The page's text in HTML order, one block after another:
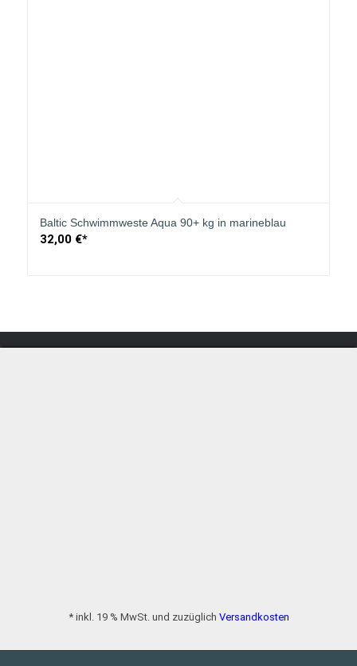
Baltic Schwimmweste Aqua 90+ kg in marineblau
32,00 €
* inkl. 19 % MwSt. und zuzüglich Versandkosten